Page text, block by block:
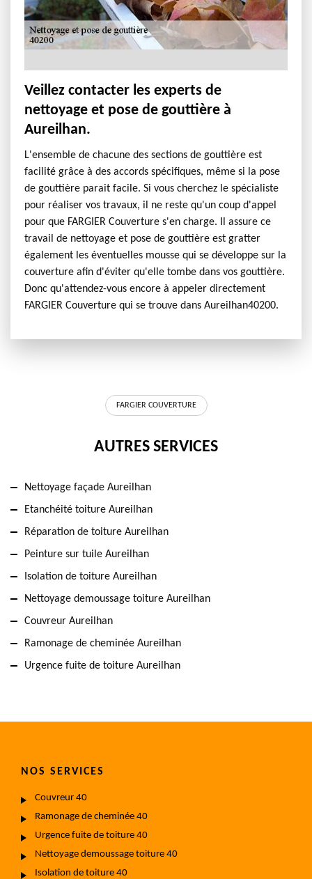
Veillez contacter les experts de
nettoyage et pose de gouttière à
Aureilhan.
L'ensemble de chacune des sections de gouttière est
facilité grâce à des accords spécifiques, même si la pose
de gouttière parait facile. Si vous cherchez le spécialiste
pour réaliser vos travaux, il ne reste qu'un coup d'appel
pour que FARGIER Couverture s'en charge. Il assure ce
travail de nettoyage et pose de gouttière est gratter
également les éventuelles mousse qui se développe sur la
couverture afin d'éviter qu'elle tombe dans vos gouttière.
Donc qu'attendez-vous encore à appeler directement
FARGIER Couverture qui se trouve dans Aureilhan40200.
FARGIER COUVERTURE
AUTRES SERVICES
Nettoyage façade Aureilhan
Etanchéité toiture Aureilhan
Réparation de toiture Aureilhan
Peinture sur tuile Aureilhan
Isolation de toiture Aureilhan
Nettoyage demoussage toiture Aureilhan
Couvreur Aureilhan
Ramonage de cheminée Aureilhan
Urgence fuite de toiture Aureilhan
NOS SERVICES
Couvreur 40
Ramonage de cheminée 40
Urgence fuite de toiture 40
Nettoyage demoussage toiture 40
Isolation de toiture 40